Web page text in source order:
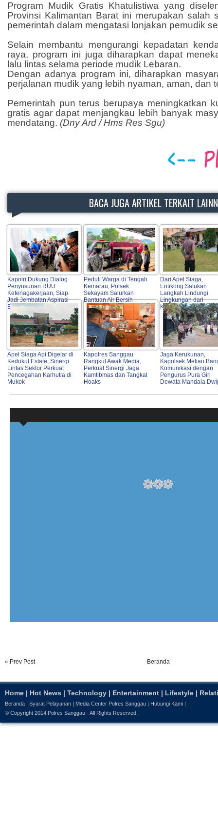
Program Mudik Gratis Khatulistiwa yang
Provinsi Kalimantan Barat ini merupakan salah
pemerintah dalam mengatasi lonjakan pemudik
Selain membantu mengurangi kepadatan
raya, program ini juga diharapkan dapat
lalu lintas selama periode mudik Lebaran.
Dengan adanya program ini, diharapkan
perjalanan mudik yang lebih nyaman, aman, dan
Pemerintah pun terus berupaya meningkatkan
gratis agar dapat menjangkau lebih banyak
mendatang. (Dny Ard / Hms Res Sgu)
BACA JUGA ARTIKEL TERKAIT
Kapolri Dukung Dialog
Penyusunan RUU
Ketenagakerjaan, Siap
Jadi Jembatan Aspirasi
Buruh
Peduli Warga di Tengah
Kemarau, Polsek
Sekayam Salurkan
Bantuan Air Bersih
Dari Apel Siaga,
Entikong Satukan
Langkah Lindungi
Lingkungan dari
Karhutla
Apel Siaga Api Digelar di
Kedukul Estate, Sinergi
Lintas Sektor Perkuat
Pencegahan Karhutla di
Mukok
Kapolres Sanggau
Rangkul Awak Media,
Perkuat Sinergi Jaga
Kamtibmas dan Tangkal
Hoaks
Jaga Kerukunan,
Kapolsek Meliau
Komunikasi dengan
Pengurus Pura Giri
Dewata Mandala
« Prev Post Beranda
Home | Hot News | Technology | Entertainment | Lifestyle |
Beranda Syarat Pelayanan Media Center Polres Sanggau Hubungi Kami
© Copyright 2014 Polres Sanggau - All Rights Reserved.